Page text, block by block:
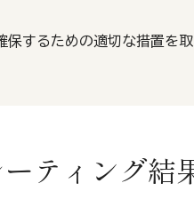
するための適切な措置を取
ティング結